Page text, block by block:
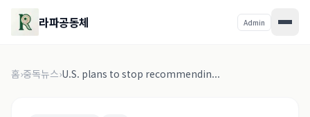
라파공동체 Admin
홈›중독뉴스›U.S. plans to stop recommendin...